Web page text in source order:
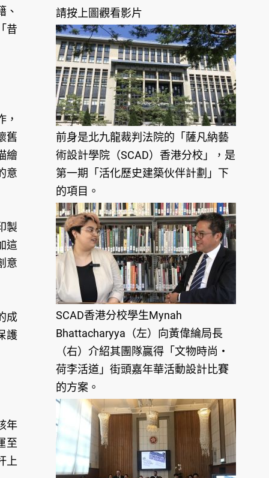
、
昔
，
舊
繪
意
製
這
意
成
護
年
至
上
請按上圖觀看影片
前身是北九龍裁判法院的「薩凡納藝
術設計學院（SCAD）香港分校」，是
第一期「活化歷史建築伙伴計劃」下
的項目。
SCAD香港分校學生Mynah
Bhattacharyya（左）向黃偉綸局長
（右）介紹其團隊贏得「文物時尚‧
荷李活道」街頭嘉年華活動設計比賽
的方案。